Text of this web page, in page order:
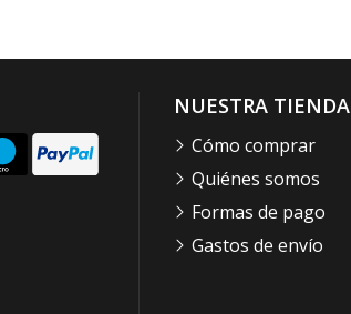
NUESTRA TIENDA
Cómo comprar
Quiénes somos
Formas de pago
Gastos de envío